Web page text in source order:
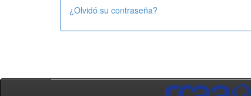
¿Olvidó su contraseña?